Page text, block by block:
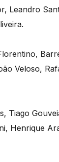
Leandro
Veloso,
Tiago
Henrique